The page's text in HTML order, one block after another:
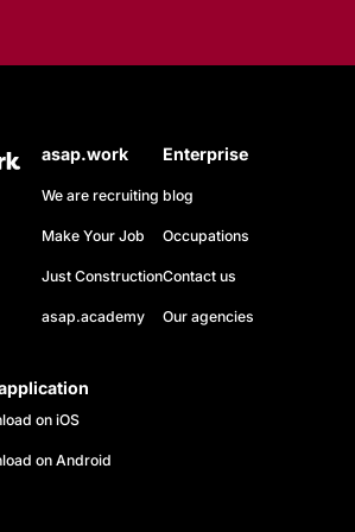
asap.work
We are recruiting
Make Your Job
Just Construction
asap.academy
Enterprise
blog
Occupations
Contact us
Our agencies
on iOS
on Android